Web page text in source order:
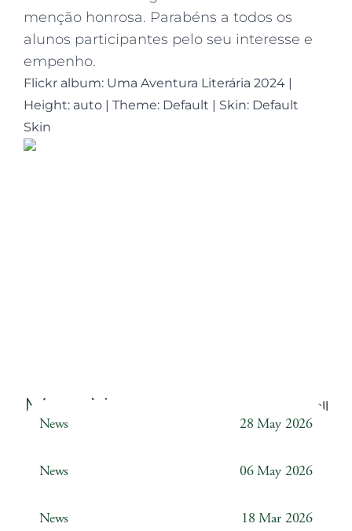
menção honrosa. Parabéns a todos os
alunos participantes pelo seu interesse e
empenho.
Flickr album: Uma Aventura Literária 2024 |
Height: auto | Theme: Default | Skin: Default
Skin
More News Back to all
News 28 May 2026
News 06 May 2026
News 18 Mar 2026